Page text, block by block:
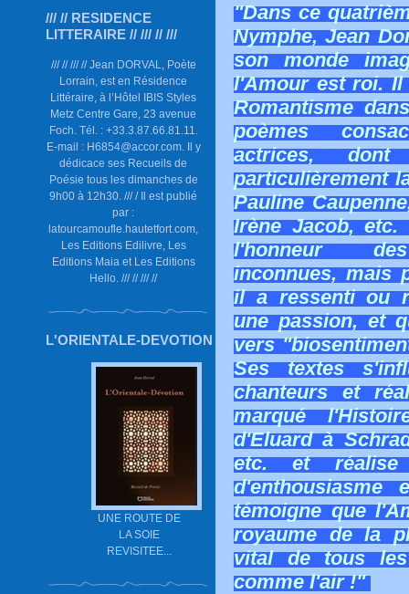
/// // RESIDENCE
LITTERAIRE // /// // ///
/// // /// // Jean DORVAL, Poète
Lorrain, est en Résidence
Littéraire, à l’Hôtel IBIS Styles
Metz Centre Gare, 23 avenue
Foch. Tél. : +33.3.87.66.81.11.
E-mail : H6854@accor.com. Il y
dédicace ses Recueils de
Poésie tous les dimanches de
9h00 à 12h30. /// / Il est publié
par :
latourcamoufle.hautetfort.com,
Les Editions Edilivre, Les
Editions Maia et Les Editions
Hello. /// // /// //
L'ORIENTALE-DEVOTION
UNE ROUTE DE
LA SOIE
REVISITEE...
"Dans ce
Nymphe, Jean
son monde
l'Amour est roi.Il
Romantisme
poèmes
actrices,
particulièrement
Pauline
Irène Jacob,
l'honneur
inconnues, mais
il a ressenti ou
une passion, et
vers
Ses textes
chanteurs et
marqué
d'Eluard à
etc. et
d'enthousiasme
témoigne que
royaume de la
vital de tous
comme l'air !"